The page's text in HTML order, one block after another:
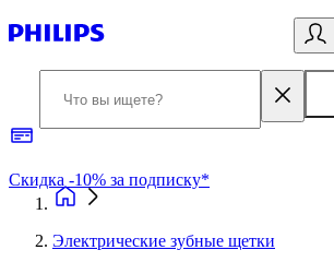
Скидка -10% за подписку*
Электрические зубные щетки